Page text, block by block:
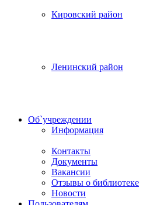
Кировский район
Ленинский район
Об`учреждении
Информация
Контакты
Документы
Вакансии
Отзывы о библиотеке
Новости